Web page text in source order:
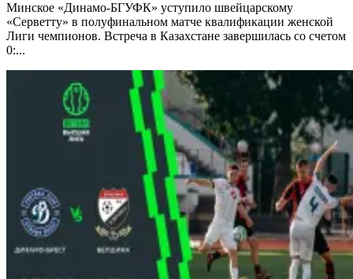
Минское «Динамо-БГУФК» уступило швейцарскому
«Серветту» в полуфинальном матче квалификации женской
Лиги чемпионов. Встреча в Казахстане завершилась со счетом
0:...